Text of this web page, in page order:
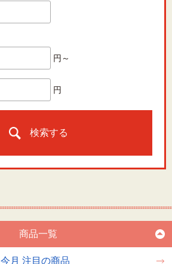
円～
円
検索する
商品一覧
今月 注目の商品